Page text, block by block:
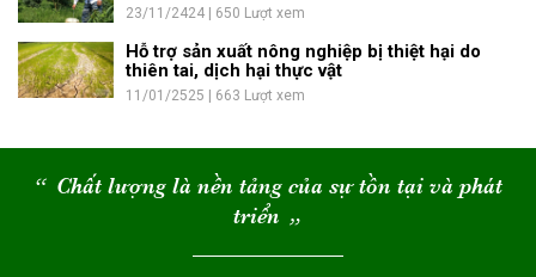
23/11/2424 | 650 Lượt xem
Hỗ trợ sản xuất nông nghiệp bị thiệt hại do
thiên tai, dịch hại thực vật
11/01/2525 | 663 Lượt xem
“ Chất lượng là nền tảng của sự tồn tại và phát
triển “